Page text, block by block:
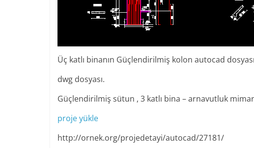
Üç katlı binanın Güçlendirilmiş kolon autocad dosyası
dwg dosyası.
Güçlendirilmiş sütun , 3 katlı bina – arnavutluk
proje yükle
http://ornek.org/projedetayi/autocad/27181/